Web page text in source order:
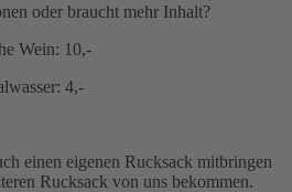
oder braucht mehr Inhalt?
Wein: 10,-
4,-
einen eigenen Rucksack mitbringen
Rucksack von uns bekommen.